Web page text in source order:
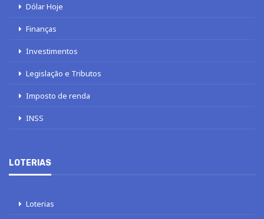
Dólar Hoje
Finanças
Investimentos
Legislação e Tributos
Imposto de renda
INSS
LOTERIAS
Loterias